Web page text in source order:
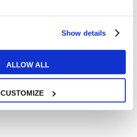
Show details
ALLOW ALL
CUSTOMIZE